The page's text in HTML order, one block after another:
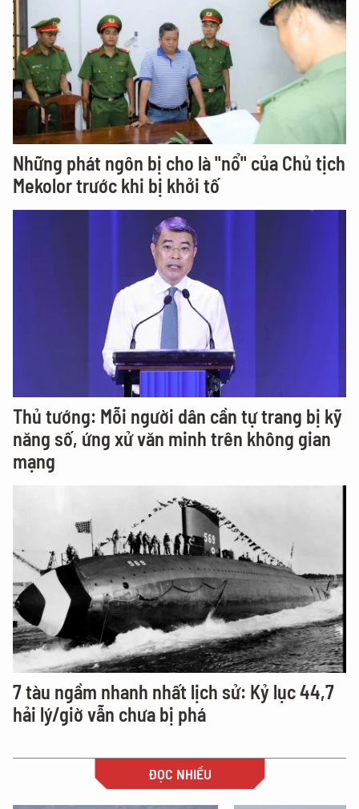
Những phát ngôn bị cho là "nổ" của Chủ tịch
Mekolor trước khi bị khởi tố
Thủ tướng: Mỗi người dân cần tự trang bị kỹ
năng số, ứng xử văn minh trên không gian
mạng
7 tàu ngầm nhanh nhất lịch sử: Kỷ lục 44,7
hải lý/giờ vẫn chưa bị phá
ĐỌC NHIỀU